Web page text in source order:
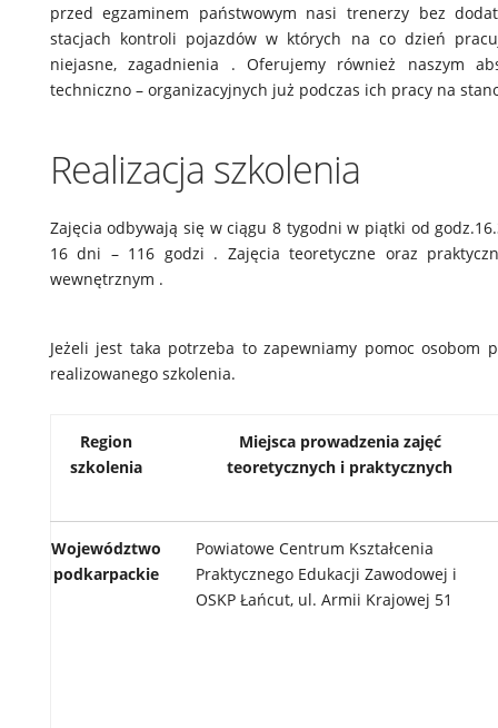
przed egzaminem państwowym nasi trenerzy bez
stacjach kontroli pojazdów w których na co dzień
niejasne, zagadnienia . Oferujemy również naszym
techniczno – organizacyjnych już podczas ich pracy na
Realizacja szkolenia
Zajęcia odbywają się w ciągu 8 tygodni w piątki od
16 dni – 116 godzi . Zajęcia teoretyczne oraz
wewnętrznym .
Jeżeli jest taka potrzeba to zapewniamy pomoc
realizowanego szkolenia.
Region
szkolenia
Miejsca prowadzenia zajęć
teoretycznych i praktycznych
Województwo
podkarpackie
Powiatowe Centrum Kształcenia
Praktycznego Edukacji Zawodowej i
OSKP Łańcut, ul. Armii Krajowej 51